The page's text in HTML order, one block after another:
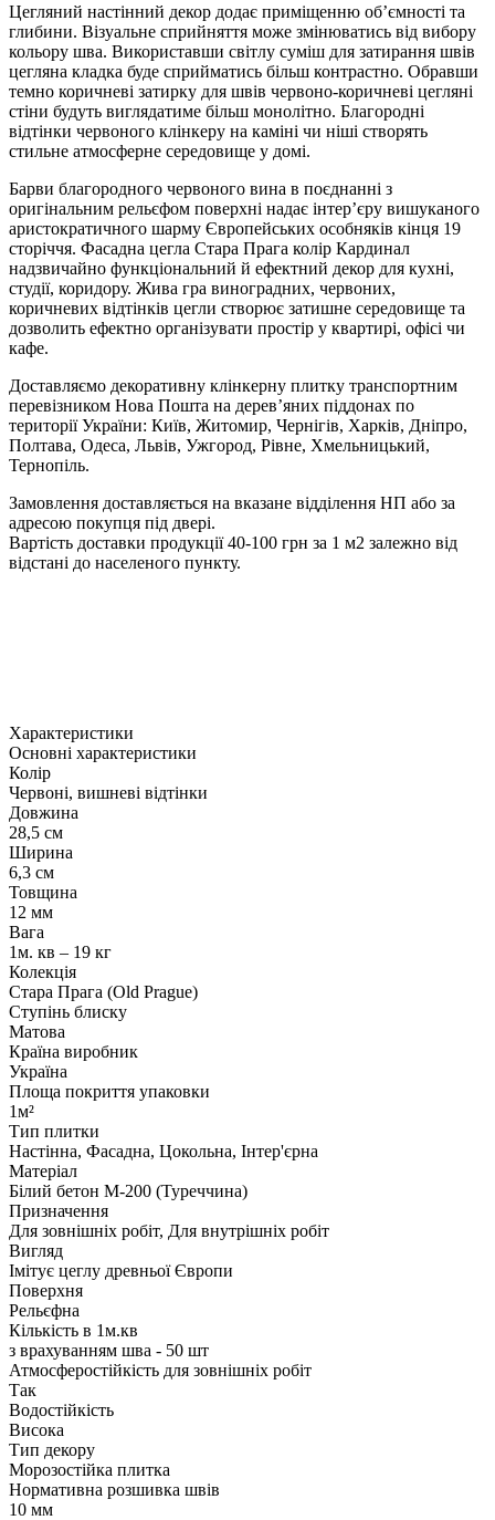
Цегляний настінний декор додає приміщенню об’ємності та
глибини. Візуальне сприйняття може змінюватись від вибору
кольору шва. Використавши світлу суміш для затирання швів
цегляна кладка буде сприйматись більш контрастно. Обравши
темно коричневі затирку для швів червоно-коричневі цегляні
стіни будуть виглядатиме більш монолітно. Благородні
відтінки червоного клінкеру на каміні чи ніші створять
стильне атмосферне середовище у домі.
Барви благородного червоного вина в поєднанні з
оригінальним рельєфом поверхні надає інтер’єру вишуканого
аристократичного шарму Європейських особняків кінця 19
сторіччя. Фасадна цегла Стара Прага колір Кардинал
надзвичайно функціональний й ефектний декор для кухні,
студії, коридору. Жива гра виноградних, червоних,
коричневих відтінків цегли створює затишне середовище та
дозволить ефектно організувати простір у квартирі, офісі чи
кафе.
Доставляємо декоративну клінкерну плитку транспортним
перевізником Нова Пошта на дерев’яних піддонах по
території України: Київ, Житомир, Чернігів, Харків, Дніпро,
Полтава, Одеса, Львів, Ужгород, Рівне, Хмельницький,
Тернопіль.
Замовлення доставляється на вказане відділення НП або за
адресою покупця під двері.
Вартість доставки продукції 40-100 грн за 1 м2 залежно від
відстані до населеного пункту.
Характеристики
Основні характеристики
Колір
Червоні, вишневі відтінки
Довжина
28,5 см
Ширина
6,3 см
Товщина
12 мм
Вага
1м. кв – 19 кг
Колекція
Стара Прага (Old Prague)
Ступінь блиску
Матова
Країна виробник
Україна
Площа покриття упаковки
1м²
Тип плитки
Настінна, Фасадна, Цокольна, Інтер'єрна
Матеріал
Білий бетон М-200 (Туреччина)
Призначення
Для зовнішніх робіт, Для внутрішніх робіт
Вигляд
Імітує цеглу древньої Європи
Поверхня
Рельєфна
Кількість в 1м.кв
з врахуванням шва - 50 шт
Атмосферостійкість для зовнішніх робіт
Так
Водостійкість
Висока
Тип декору
Морозостійка плитка
Нормативна розшивка швів
10 мм